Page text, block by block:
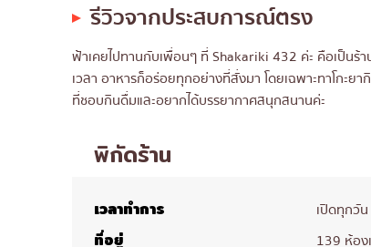
รีวิวจากประสบการณ์ตรง
ฟ้าเคยไปทานกับเพื่อนๆ ที่ Shakariki 432 ค่ะ คือเป็นร้
เวลา อาหารก็อร่อยทุกอย่างที่สั่งมา โดยเฉพาะทาโกะ
ที่ชอบกินดื่มและอยากได้บรรยากาศสนุกสนานค่ะ
พิกัดร้าน
เวลาทำการ เปิดทุกวั
ที่อยู่
139 ห้อง